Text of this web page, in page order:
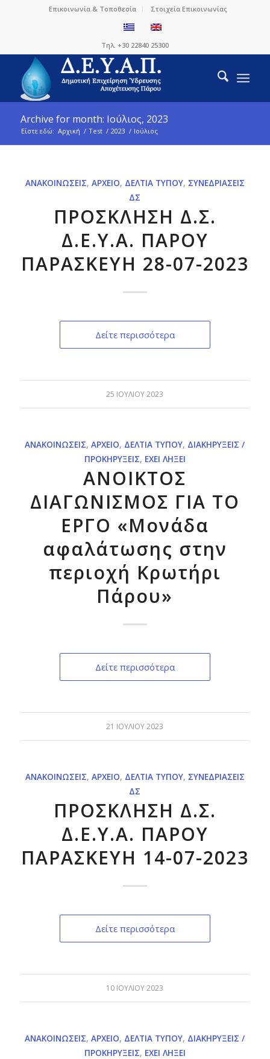
Επικοινωνία & Τοποθεσία Στοιχεία Επικοινωνίας
Τηλ. +30 22840 25300
Archive for month: Ιούλιος, 2023
Είστε εδώ: Αρχική / Test / 2023 / Ιούλιος
ΑΝΑΚΟΙΝΏΣΕΙΣ, ΑΡΧΕΊΟ, ΔΕΛΤΊΑ ΤΎΠΟΥ, ΣΥΝΕΔΡΙΆΣΕΙΣ
ΔΣ
ΠΡΟΣΚΛΗΣΗ Δ.Σ.
Δ.Ε.Υ.Α. ΠΑΡΟΥ
ΠΑΡΑΣΚΕΥΗ 28-07-2023
Δείτε περισσότερα
25 ΙΟΥΛΊΟΥ 2023
ΑΝΑΚΟΙΝΏΣΕΙΣ,ΑΡΧΕΊΟ, ΔΕΛΤΊΑ ΤΎΠΟΥ, ΔΙΑΚΗΡΎΞΕΙΣ /
ΠΡΟΚΗΡΎΞΕΙΣ, ΈΧΕΙ ΛΉΞΕΙ
ΑΝΟΙΚΤΟΣ
ΔΙΑΓΩΝΙΣΜΟΣ ΓΙΑ ΤΟ
ΕΡΓΟ «Μονάδα
αφαλάτωσης στην
περιοχή Κρωτήρι
Πάρου»
Δείτε περισσότερα
21 ΙΟΥΛΊΟΥ 2023
ΑΝΑΚΟΙΝΏΣΕΙΣ, ΑΡΧΕΊΟ, ΔΕΛΤΊΑ ΤΎΠΟΥ, ΣΥΝΕΔΡΙΆΣΕΙΣ
ΔΣ
ΠΡΟΣΚΛΗΣΗ Δ.Σ.
Δ.Ε.Υ.Α. ΠΑΡΟΥ
ΠΑΡΑΣΚΕΥΗ 14-07-2023
Δείτε περισσότερα
10 ΙΟΥΛΊΟΥ 2023
ΑΝΑΚΟΙΝΏΣΕΙΣ,ΑΡΧΕΊΟ, ΔΕΛΤΊΑ ΤΎΠΟΥ, ΔΙΑΚΗΡΎΞΕΙΣ /
ΠΡΟΚΗΡΎΞΕΙΣ, ΈΧΕΙ ΛΉΞΕΙ